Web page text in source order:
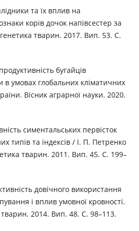
та їх вплив на
корів дочок напівсестер за
тварин. 2017. Вип. 53. С.
бугайців
в умовах глобальних кліматичних
Вісник аграрної науки. 2020.
симентальських первісток
типів та індексів / І. П. Петренко
тварин. 2011. Вип. 45. С. 199–
довічного використання
і вплив умовної кровності.
тварин. 2014. Вип. 48. С. 98–113.